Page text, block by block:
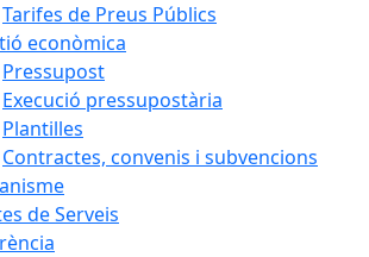
Tarifes de Preus Públics
econòmica
Pressupost
Execució pressupostària
Plantilles
Contractes, convenis i subvencions
de Serveis